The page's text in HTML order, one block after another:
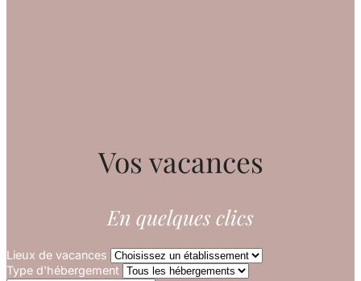
Vos vacances
En quelques clics
Lieux de vacances
Type d'hébergement